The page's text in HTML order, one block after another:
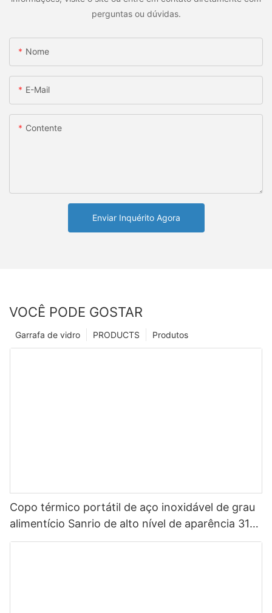
perguntas ou dúvidas.
Nome
E-Mail
Contente
Enviar Inquérito Agora
VOCÊ PODE GOSTAR
Produtos
PRODUCTS
Garrafa de vidro
Copo térmico portátil de aço inoxidável de grau
alimentício Sanrio de alto nível de aparência 316
para crianças